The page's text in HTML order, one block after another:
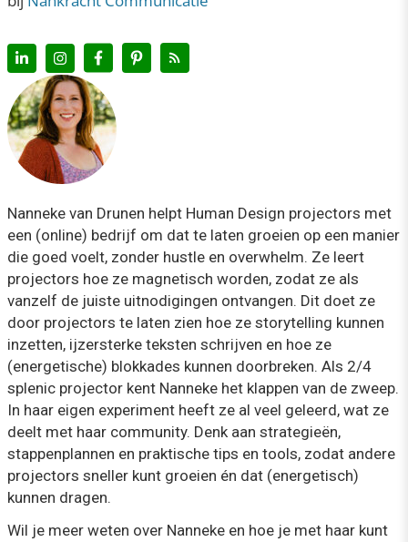
Nanneke van Drunen helpt Human Design projectors met
een (online) bedrijf om dat te laten groeien op een manier
die goed voelt, zonder hustle en overwhelm. Ze leert
projectors hoe ze magnetisch worden, zodat ze als
vanzelf de juiste uitnodigingen ontvangen. Dit doet ze
door projectors te laten zien hoe ze storytelling kunnen
inzetten, ijzersterke teksten schrijven en hoe ze
(energetische) blokkades kunnen doorbreken. Als 2/4
splenic projector kent Nanneke het klappen van de zweep.
In haar eigen experiment heeft ze al veel geleerd, wat ze
deelt met haar community. Denk aan strategieën,
stappenplannen en praktische tips en tools, zodat andere
projectors sneller kunt groeien én dat (energetisch)
kunnen dragen.
Wil je meer weten over Nanneke en hoe je met haar kunt